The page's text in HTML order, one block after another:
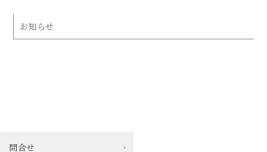
お知らせ
問合せ